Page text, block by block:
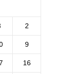
2
9
16